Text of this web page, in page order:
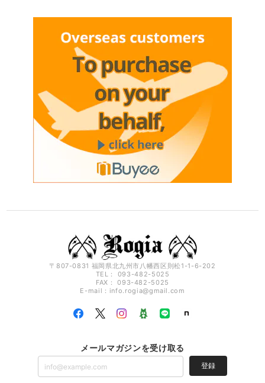
〒807-0831 福岡県北九州市八幡西区則松1-1-6-202
TEL： 093-482-5025
FAX： 093-482-5025
E-mail： info.rogia@gmail.com
メールマガジンを受け取る
登録